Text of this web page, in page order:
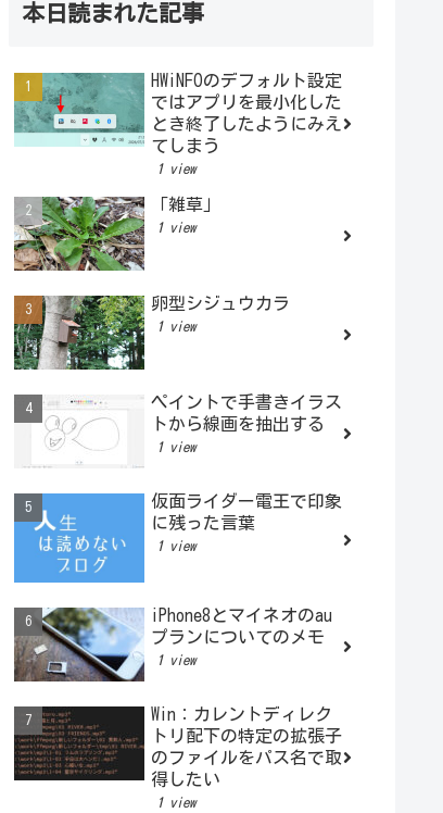
本日読まれた記事
HWiNFOのデフォルト設定
ではアプリを最小化した
とき終了したようにみえ
てしまう
1 view
「雑草」
1 view
卵型シジュウカラ
1 view
ペイントで手書きイラス
トから線画を抽出する
1 view
仮面ライダー電王で印象
に残った言葉
1 view
iPhone8とマイネオのau
プランについてのメモ
1 view
Win：カレントディレク
トリ配下の特定の拡張子
のファイルをパス名で取
得したい
1 view